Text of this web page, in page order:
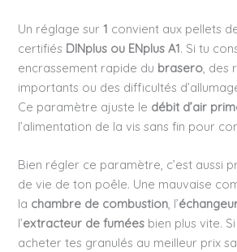
Un réglage sur1 convient aux pellets
certifiés DINplus ou ENplus A1. Si tu
encrassement rapide du brasero, des
importants ou des difficultés
Ce paramètre ajuste le débit d’air
l’alimentation de la vis sans fin pour
Bien régler ce paramètre, c’est aussi
de vie de ton poêle. Une mauvaise
la chambre de combustion, l’
l’extracteur de fumées bien plus vite.
acheter tes granulés au meilleur prix